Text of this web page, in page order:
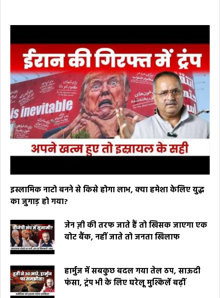
इस्लामिक नाटो बनने से किसे होगा लाभ, क्या हमेशा केलिए युद्ध
का जुगाड़ हो गया?
जेन ज़ी की तरफ जाते हैं तो खिसक जाएगा एक
वोट बैंक, नहीं जाते तो जनता खिलाफ
हार्मुज में सबकुछ बदल गया तेल ठप, साऊदी
फंसा, ट्रंप भी के लिए घरेलू मुश्किलें बढ़ीं